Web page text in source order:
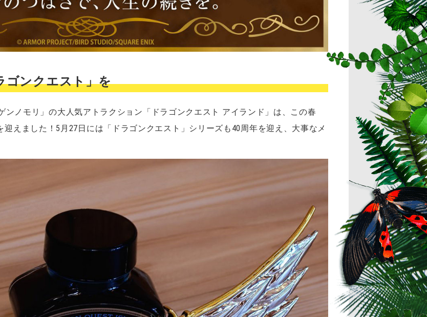
ゴンクエスト」を
ンノモリ」の大人気アトラクション「ドラゴンクエスト アイランド」は、この春
えました！5月27日には「ドラゴンクエスト」シリーズも40周年を迎え、大事なメ